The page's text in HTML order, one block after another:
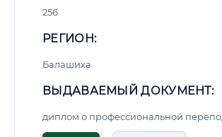
256
РЕГИОН:
Балашиха
ВЫДАВАЕМЫЙ ДОКУМЕНТ:
диплом о профессиональной